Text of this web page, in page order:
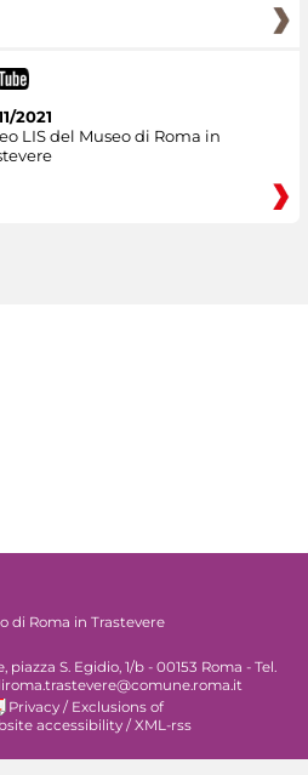
2021
LIS del Museo di Roma in
di Roma in Trastevere
S. Egidio, 1/b - 00153 Roma - Tel.
Privacy / Exclusions of
accessibility / XML-rss